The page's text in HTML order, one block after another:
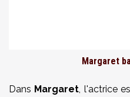
Margaret
Dans Margaret, l'actrice